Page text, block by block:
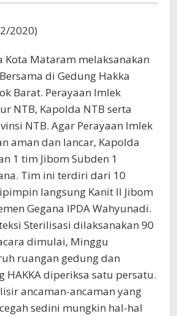
2020)
Kota Mataram melaksanakan
di Gedung Hakka
Barat. Perayaan Imlek
NTB, Kapolda NTB serta
NTB. Agar Perayaan Imlek
aman dan lancar, Kapolda
1 tim Jibom Subden 1
Tim ini terdiri dari 10
langsung Kanit II Jibom
Gegana IPDA Wahyunadi.
Sterilisasi dilaksanakan 90
dimulai, Minggu
ruangan gedung dan
HAKKA diperiksa satu persatu.
ancaman-ancaman yang
sedini mungkin hal-hal